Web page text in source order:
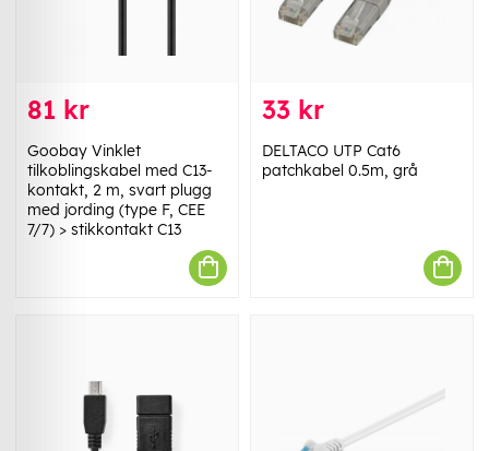
81 kr
Goobay Vinklet
tilkoblingskabel med C13-
kontakt, 2 m, svart plugg
med jording (type F, CEE
7/7) > stikkontakt C13
33 kr
DELTACO UTP Cat6
patchkabel 0.5m, grå